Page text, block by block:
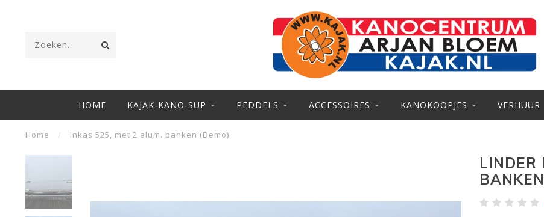
HOME KAJAK-KANO-SUP PEDDELS ACCESSOIRES KANOKOOPJES VERHUUR
Home / Inkas 525, met 2 alum. banken (Demo)
LINDER